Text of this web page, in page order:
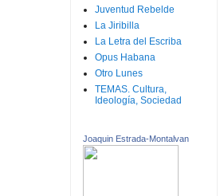
Juventud Rebelde
La Jiribilla
La Letra del Escriba
Opus Habana
Otro Lunes
TEMAS. Cultura,
Ideología, Sociedad
Joaquin Estrada-Montalvan